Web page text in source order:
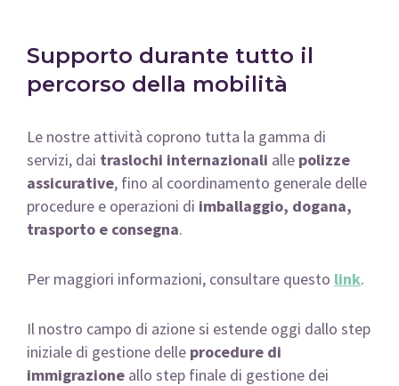
Supporto durante tutto il
percorso della mobilità
Le nostre attività coprono tutta la gamma di
servizi, dai traslochi internazionali alle polizze
assicurative, fino al coordinamento generale delle
procedure e operazioni di imballaggio, dogana,
trasporto e consegna.
Per maggiori informazioni, consultare questo link.
Il nostro campo di azione si estende oggi dallo step
iniziale di gestione delle procedure di
immigrazione allo step finale di gestione dei